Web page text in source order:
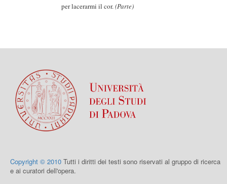
per lacerarmi il cor.(Parte)
Copyright © 2010 Tutti i diritti dei testi sono riservati al gruppo di ricerca
e ai curatori dell'opera.